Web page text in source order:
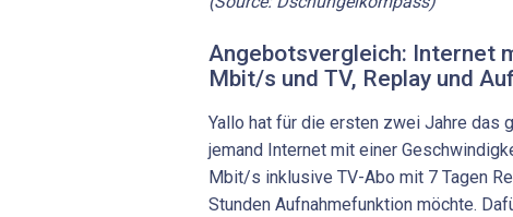
Angebotsvergleich: Internet
Mbit/s und TV, Replay und
Yallo hat für die ersten zwei Jahre das
jemand Internet mit einer
Mbit/s inklusive TV-Abo mit 7 Tagen
Stunden Aufnahmefunktion möchte.